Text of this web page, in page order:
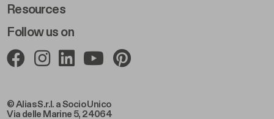
© Alias S.r.l. a Socio Unico
Via delle Marine 5, 24064
Follow us on
Resources